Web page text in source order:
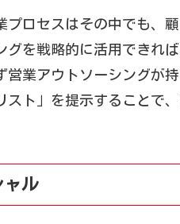
ロセスはその中でも、
を戦略的に活用できれ
業アウトソーシングが
ト」を提示することで
ャル